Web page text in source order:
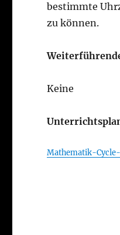
bestimmte
zu können.
Keine
Mathematik-